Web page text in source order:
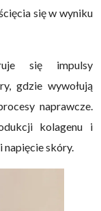
się w wyniku
się impulsy
gdzie wywołują
naprawcze.
kolagenu i
napięcie skóry.